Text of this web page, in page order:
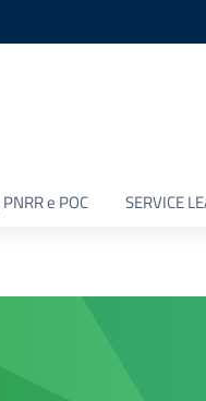
e POC SERVICE